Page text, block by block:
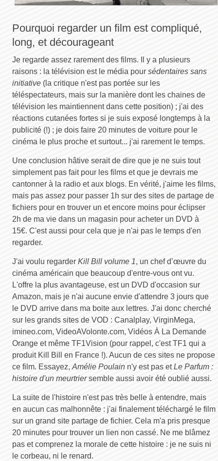
Pourquoi regarder un film est compliqué,
long, et décourageant
Je regarde assez rarement des films. Il y a plusieurs
raisons : la télévision est le média pour sédentaires sans
initiative (la critique n'est pas portée sur les
téléspectateurs, mais sur la manière dont les chaines de
télévision les maintiennent dans cette position) ; j'ai des
réactions cutanées fortes si je suis exposé longtemps à la
publicité (!) ; je dois faire 20 minutes de voiture pour le
cinéma le plus proche et surtout... j'ai rarement le temps.
Une conclusion hâtive serait de dire que je ne suis tout
simplement pas fait pour les films et que je devrais me
cantonner à la radio et aux blogs. En vérité, j'aime les films,
mais pas assez pour passer 1h sur des sites de partage de
fichiers pour en trouver un et encore moins pour éclipser
2h de ma vie dans un magasin pour acheter un DVD à
15€. C'est aussi pour cela que je n'ai pas le temps d'en
regarder.
J'ai voulu regarder Kill Bill volume 1, un chef d’œuvre du
cinéma américain que beaucoup d'entre-vous ont vu.
L'offre la plus avantageuse, est un DVD d'occasion sur
Amazon, mais je n'ai aucune envie d'attendre 3 jours que
le DVD arrive dans ma boite aux lettres. J'ai donc cherché
sur les grands sites de VOD : Canalplay, VirginMega,
imineo.com, VideoAVolonte.com, Vidéos À La Demande
Orange et même TF1Vision (pour rappel, c'est TF1 qui a
produit Kill Bill en France !). Aucun de ces sites ne propose
ce film. Essayez, Amélie Poulain n'y est pas etLe Parfum :
histoire d'un meurtriersemble aussi avoir été oublié aussi.
La suite de l'histoire n'est pas très belle à entendre, mais
en aucun cas malhonnête : j'ai finalement téléchargé le film
sur un grand site partage de fichier. Cela m'a pris presque
20 minutes pour trouver un lien non cassé. Ne me blâmez
pas et comprenez la morale de cette histoire : je ne suis ni
le corbeau, ni le renard.